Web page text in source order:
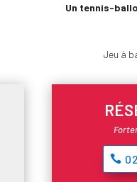
Un tennis-
Jeu à